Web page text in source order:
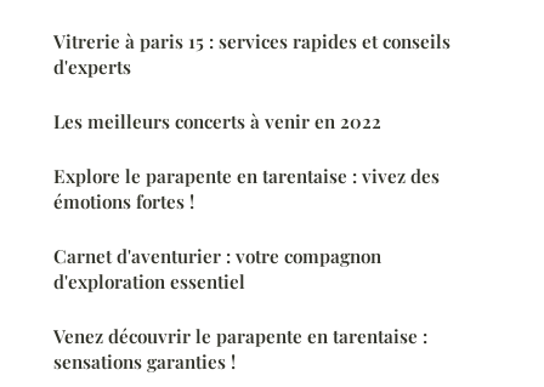
Vitrerie à paris 15 : services rapides et conseils
d'experts
Les meilleurs concerts à venir en 2022
Explore le parapente en tarentaise : vivez des
émotions fortes !
Carnet d'aventurier : votre compagnon
d'exploration essentiel
Venez découvrir le parapente en tarentaise :
sensations garanties !